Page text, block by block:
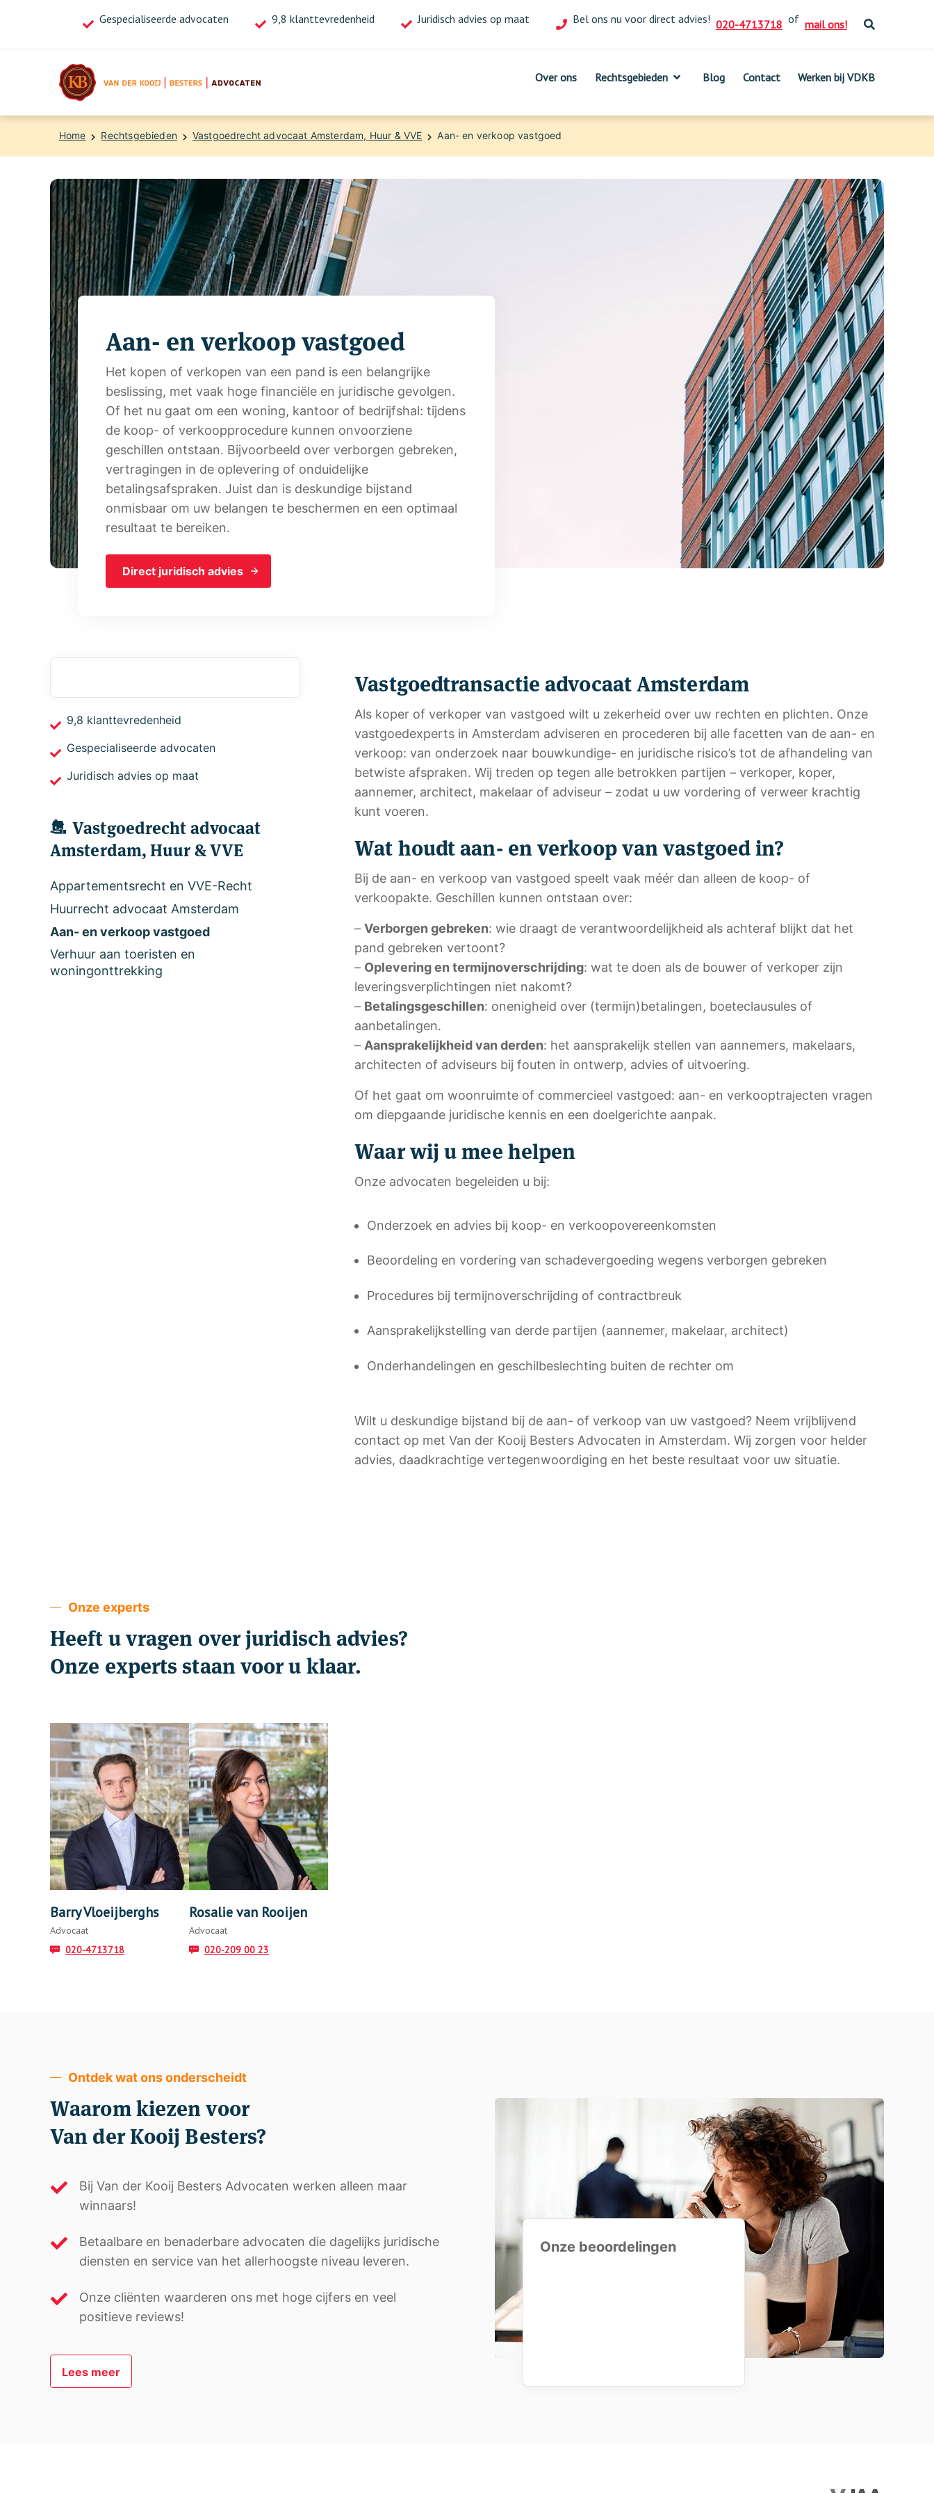
Gespecialiseerde advocaten 9,8 klanttevredenheid Juridisch advies op maat Bel ons nu voor direct advies! 020-4713718 of mail ons!
Over ons Rechtsgebieden Blog Contact Werken bij VDKB
Bel ons nu voor direct advies! 020-4713718 of mail ons!
Over ons Rechtsgebieden Blog Contact Werken bij VDKB
Home Rechtsgebieden Vastgoedrecht advocaat Amsterdam, Huur & VVE Aan- en verkoop vastgoed
Aan- en verkoop vastgoed
Het kopen of verkopen van een pand is een belangrijke
beslissing, met vaak hoge financiële en juridische gevolgen.
Of het nu gaat om een woning, kantoor of bedrijfshal: tijdens
de koop- of verkoopprocedure kunnen onvoorziene
geschillen ontstaan. Bijvoorbeeld over verborgen gebreken,
vertragingen in de oplevering of onduidelijke
betalingsafspraken. Juist dan is deskundige bijstand
onmisbaar om uw belangen te beschermen en een optimaal
resultaat te bereiken.
Direct juridisch advies
Vastgoedtransactie advocaat Amsterdam
Als koper of verkoper van vastgoed wilt u zekerheid over uw rechten en plichten. Onze
vastgoedexperts in Amsterdam adviseren en procederen bij alle facetten van de aan- en
verkoop: van onderzoek naar bouwkundige- en juridische risico’s tot de afhandeling van
betwiste afspraken. Wij treden op tegen alle betrokken partijen – verkoper, koper,
aannemer, architect, makelaar of adviseur – zodat u uw vordering of verweer krachtig
kunt voeren.
Wat houdt aan- en verkoop van vastgoed in?
Bij de aan- en verkoop van vastgoed speelt vaak méér dan alleen de koop- of
verkoopakte. Geschillen kunnen ontstaan over:
–Verborgen gebreken: wie draagt de verantwoordelijkheid als achteraf blijkt dat het
pand gebreken vertoont?
– Oplevering en termijnoverschrijding: wat te doen als de bouwer of verkoper zijn
leveringsverplichtingen niet nakomt?
– Betalingsgeschillen: onenigheid over (termijn)betalingen, boeteclausules of
aanbetalingen.
– Aansprakelijkheid van derden: het aansprakelijk stellen van aannemers, makelaars,
architecten of adviseurs bij fouten in ontwerp, advies of uitvoering.
Of het gaat om woonruimte of commercieel vastgoed: aan- en verkooptrajecten vragen
om diepgaande juridische kennis en een doelgerichte aanpak.
Waar wij u mee helpen
Onze advocaten begeleiden u bij:
Onderzoek en advies bij koop- en verkoopovereenkomsten
Beoordeling en vordering van schadevergoeding wegens verborgen gebreken
Procedures bij termijnoverschrijding of contractbreuk
Aansprakelijkstelling van derde partijen (aannemer, makelaar, architect)
Onderhandelingen en geschilbeslechting buiten de rechter om
Wilt u deskundige bijstand bij de aan- of verkoop van uw vastgoed? Neem vrijblijvend
contact op met Van der Kooij Besters Advocaten in Amsterdam. Wij zorgen voor helder
advies, daadkrachtige vertegenwoordiging en het beste resultaat voor uw situatie.
9,8 klanttevredenheid
Gespecialiseerde advocaten
Juridisch advies op maat
Vastgoedrecht advocaat
Amsterdam, Huur & VVE
Appartementsrecht en VVE-Recht
Huurrecht advocaat Amsterdam
Aan- en verkoop vastgoed
Verhuur aan toeristen en
woningonttrekking
Onze experts
Heeft u vragen over juridisch advies?
Onze experts staan voor u klaar.
Barry Vloeijberghs
Advocaat
020-4713718
Rosalie van Rooijen
Advocaat
020-209 00 23
Ontdek wat ons onderscheidt
Waarom kiezen voor
Van der Kooij Besters?
Bij Van der Kooij Besters Advocaten werken alleen maar
winnaars!
Betaalbare en benaderbare advocaten die dagelijks juridische
diensten en service van het allerhoogste niveau leveren.
Onze cliënten waarderen ons met hoge cijfers en veel
positieve reviews!
Lees meer
Onze beoordelingen